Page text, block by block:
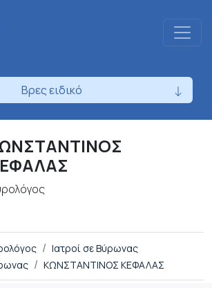
Βρες ειδικό
Ιατροί σε Βύρωνας
ΚΩΝΣΤΑΝΤΙΝΟΣ ΚΕΦΑΛΑΣ